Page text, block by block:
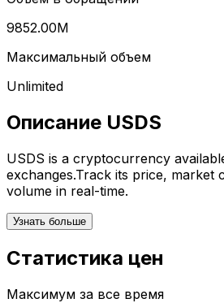
9852.00M
Максимальный объем
Unlimited
Описание USDS
USDS is a cryptocurrency
exchanges.Track its price, market
volume in real-time.
Узнать больше
Статистика цен
Максимум за все время